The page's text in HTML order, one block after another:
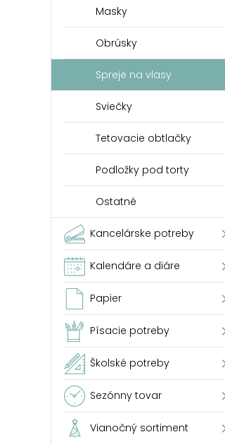
Masky
Obrúsky
Spreje na vlasy
Sviečky
Tetovacie obtlačky
Podložky pod torty
Ostatné
Kancelárske potreby
Kalendáre a diáre
Papier
Písacie potreby
Školské potreby
Sezónny tovar
Vianočný sortiment